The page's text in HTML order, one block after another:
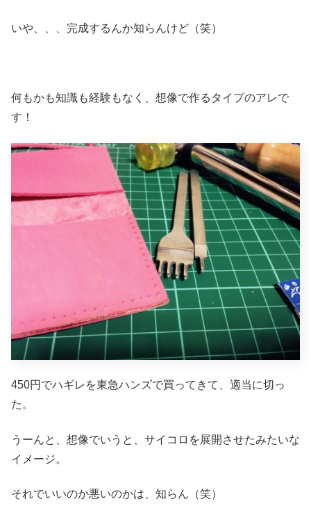
いや、、、完成するんか知らんけど（笑）
何もかも知識も経験もなく、想像で作るタイプのアレで
す！
450円でハギレを東急ハンズで買ってきて、適当に切っ
た。
うーんと、想像でいうと、サイコロを展開させたみたいな
イメージ。
それでいいのか悪いのかは、知らん（笑）